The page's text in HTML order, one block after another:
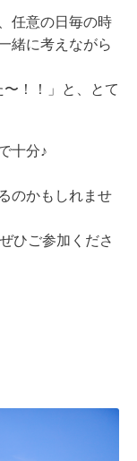
任意の日毎の時
緒に考えながら
！！」と、とて
十分♪
のかもしれませ
ひご参加くださ